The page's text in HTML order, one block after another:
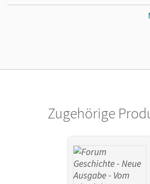
Privatpersonen, die nur mit dem E-Book
Herausgeber/-in
Cornelißen, Hans-Joachim; Bäuml-
Zugehörige